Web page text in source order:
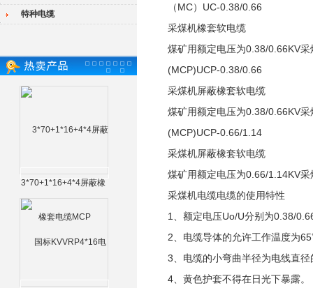
特种电缆
3*70+1*16+4*4屏蔽橡
（MC）UC-0.38/0.66
采煤机橡套软电缆
煤矿用额定电压为0.38/0.66KV
(MCP)UCP-0.38/0.66
采煤机屏蔽橡套软电缆
煤矿用额定电压为0.38/0.66KV
(MCP)UCP-0.66/1.14
采煤机屏蔽橡套软电缆
煤矿用额定电压为0.66/1.14KV
采煤机电缆电缆的使用特性
1、额定电压Uo/U分别为0.38/
2、电缆导体的允许工作温度为
3、电缆的小弯曲半径为电线直
4、黄色护套不得在日光下暴露。